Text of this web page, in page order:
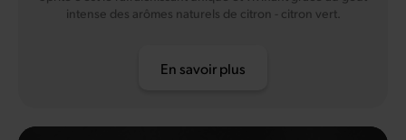
intense des arômes naturels de citron - citron vert.
En savoir plus